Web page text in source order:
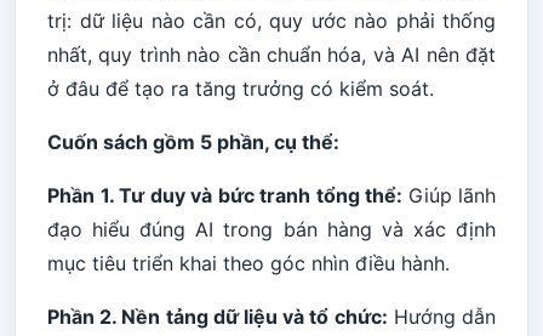
trị: dữ liệu nào cần có, quy ước nào phải thống
nhất, quy trình nào cần chuẩn hóa, và AI nên đặt
ở đâu để tạo ra tăng trưởng có kiểm soát.
Cuốn sách gồm 5 phần, cụ thể:
Phần 1. Tư duy và bức tranh tổng thể: Giúp lãnh
đạo hiểu đúng AI trong bán hàng và xác định
mục tiêu triển khai theo góc nhìn điều hành.
Phần 2. Nền tảng dữ liệu và tổ chức: Hướng dẫn